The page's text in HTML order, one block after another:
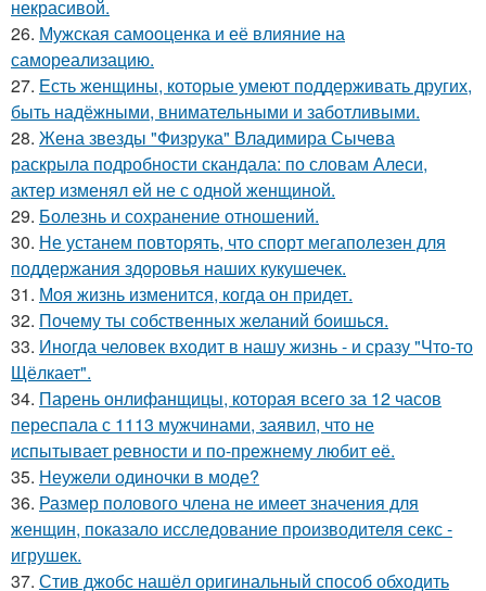
некрасивой.
26. Мужская самооценка и её влияние на
самореализацию.
27. Есть женщины, которые умеют поддерживать других,
быть надёжными, внимательными и заботливыми.
28. Жена звезды "Физрука" Владимира Сычева
раскрыла подробности скандала: по словам Алеси,
актер изменял ей не с одной женщиной.
29. Болезнь и сохранение отношений.
30. Не устанем повторять, что спорт мегаполезен для
поддержания здоровья наших кукушечек.
31. Моя жизнь изменится, когда он придет.
32. Почему ты собственных желаний боишься.
33. Иногда человек входит в нашу жизнь - и сразу "Что-то
Щёлкает".
34. Парень онлифанщицы, которая всего за 12 часов
переспала с 1113 мужчинами, заявил, что не
испытывает ревности и по-прежнему любит её.
35. Неужели одиночки в моде?
36. Размер полового члена не имеет значения для
женщин, показало исследование производителя секс -
игрушек.
37. Стив джобс нашёл оригинальный способ обходить